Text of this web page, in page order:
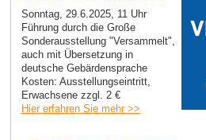
Sonntag, 29.6.2025, 11 Uhr
Führung durch die Große
Sonderausstellung "Versammelt",
auch mit Übersetzung in
deutsche Gebärdensprache
Kosten: Ausstellungseintritt,
Erwachsene zzgl. 2 €
Hier erfahren Sie mehr >>